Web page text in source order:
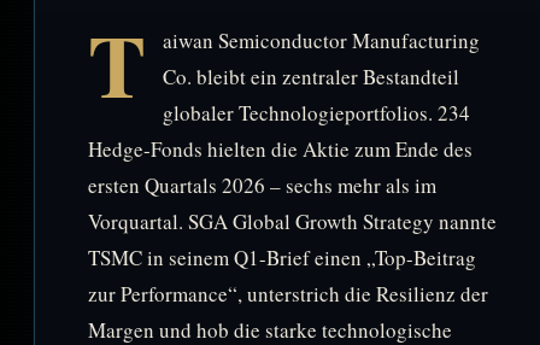
T
aiwan Semiconductor Manufacturing
Co. bleibt ein zentraler Bestandteil
globaler Technologieportfolios. 234
Hedge-Fonds hielten die Aktie zum Ende des
ersten Quartals 2026 – sechs mehr als im
Vorquartal. SGA Global Growth Strategy nannte
TSMC in seinem Q1-Brief einen „Top-Beitrag
zur Performance“, unterstrich die Resilienz der
Margen und hob die starke technologische